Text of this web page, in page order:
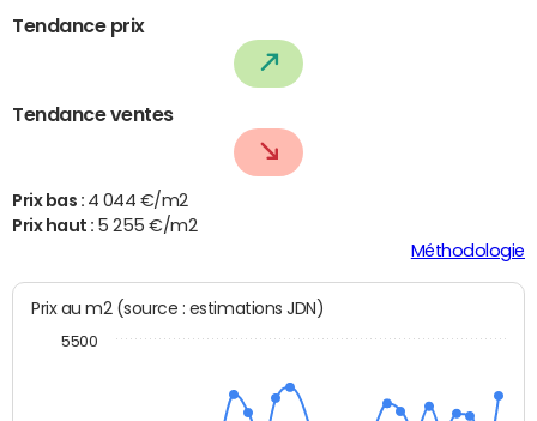
Tendance prix
Tendance ventes
Prix bas : 4 044 €/m2
Prix haut : 5 255 €/m2
Méthodologie
Prix au m2 (source : estimations JDN)
5500